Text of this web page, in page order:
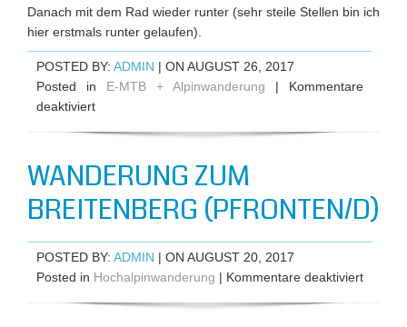
Danach mit dem Rad wieder runter (sehr steile Stellen bin ich
hier erstmals runter gelaufen).
POSTED BY: ADMIN | ON AUGUST 26, 2017
Posted in E-MTB + Alpinwanderung | Kommentare
deaktiviertfür
Tour
zum
Sederer
Stuiben
(D)
WANDERUNG ZUM
BREITENBERG (PFRONTEN/D)
POSTED BY: ADMIN | ON AUGUST 20, 2017
Posted in Hochalpinwanderung | Kommentare deaktiviertfür